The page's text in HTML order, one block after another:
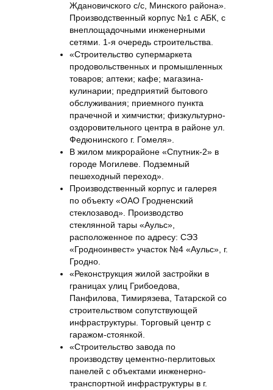
Ждановичского с/с, Минского района».
Производственный корпус №1 с АБК, с
внеплощадочными инженерными
сетями. 1-я очередь строительства.
«Строительство супермаркета
продовольственных и промышленных
товаров; аптеки; кафе; магазина-
кулинарии; предприятий бытового
обслуживания; приемного пункта
прачечной и химчистки; физкультурно-
оздоровительного центра в районе ул.
Федюнинского г. Гомеля».
В жилом микрорайоне «Спутник-2» в
городе Могилеве. Подземный
пешеходный переход».
Производственный корпус и галерея
по объекту «ОАО Гродненский
стеклозавод». Производство
стеклянной тары «Аульс»,
расположенное по адресу: СЭЗ
«Гродноинвест» участок №4 «Аульс», г.
Гродно.
«Реконструкция жилой застройки в
границах улиц Грибоедова,
Панфилова, Тимирязева, Татарской со
строительством сопутствующей
инфраструктуры. Торговый центр с
гаражом-стоянкой.
«Строительство завода по
производству цементно-перлитовых
панелей с объектами инженерно-
транспортной инфраструктуры в г.